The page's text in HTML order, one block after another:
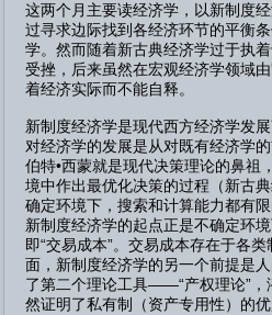
这两个月主要读经济学，以新制度
过寻求边际找到各经济环节的平衡
学。然而随着新古典经济学过于执
受挫，后来虽然在宏观经济学领域
着经济实际而不能自释。
新制度经济学是现代西方经济学发
对经济学的发展是从对既有经济学
伯特•西蒙就是现代决策理论的鼻祖
境中作出最优化决策的过程（新古
确定环境下，搜索和计算能力都有
新制度经济学的起点正是不确定环
即“交易成本”。交易成本存在于各
面，新制度经济学的另一个前提是
了第二个理论工具——“产权理论”，
然证明了私有制（资产专用性）的